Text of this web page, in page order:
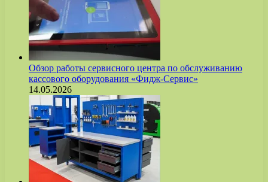
Обзор работы сервисного центра по обслуживанию
кассового оборудования «Фидж-Сервис»
14.05.2026